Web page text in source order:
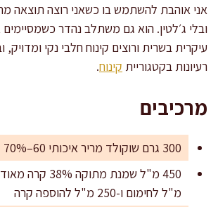
אני אוהבת להשתמש בו כשאני רוצה תוצאה
ובלי ג׳לטין. הוא גם משתלב נהדר
עיקרית בשרית ורוצים קינוח חלבי נקי
רעיונות בקטגוריית קינוח.
מרכיבים
300 גרם שוקולד מריר איכותי 60–70% קקאו, קצוץ דק
מ"ל לחימום ו-250 מ"ל להוספה קרה